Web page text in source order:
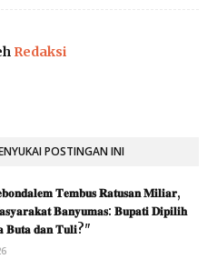
Redaksi
POSTINGAN INI
𝐓𝐞𝐦𝐛𝐮𝐬 𝐑𝐚𝐭𝐮𝐬𝐚𝐧 𝐌𝐢𝐥𝐢𝐚𝐫,
𝐁𝐚𝐧𝐲𝐮𝐦𝐚𝐬: 𝐁𝐮𝐩𝐚𝐭𝐢 𝐃𝐢𝐩𝐢𝐥𝐢𝐡
𝐝𝐚𝐧 𝐓𝐮𝐥𝐢?"